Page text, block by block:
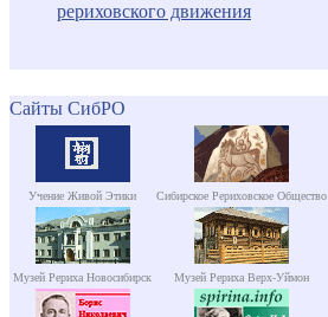
рериховского движения
Сайты СибРО
Учение Живой Этики Сибирское Рериховское Общество
Музей Рериха Новосибирск Музей Рериха Верх-Уймон